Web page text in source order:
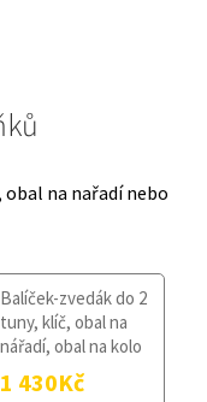
na nařadí nebo
Balíček-zvedák do 2
tuny, klíč, obal na
nářadí, obal na kolo
1 430Kč